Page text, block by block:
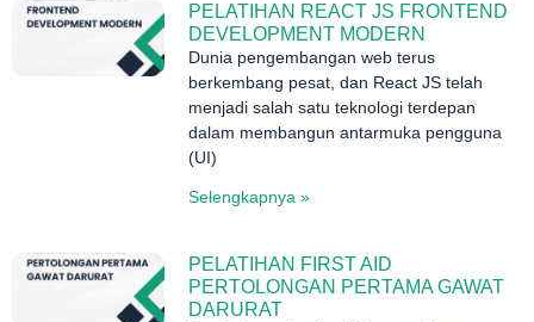
PELATIHAN REACT JS FRONTEND
DEVELOPMENT MODERN
Dunia pengembangan web terus
berkembang pesat, dan React JS telah
menjadi salah satu teknologi terdepan
dalam membangun antarmuka pengguna
(UI)
Selengkapnya »
PELATIHAN FIRST AID
PERTOLONGAN PERTAMA GAWAT
DARURAT